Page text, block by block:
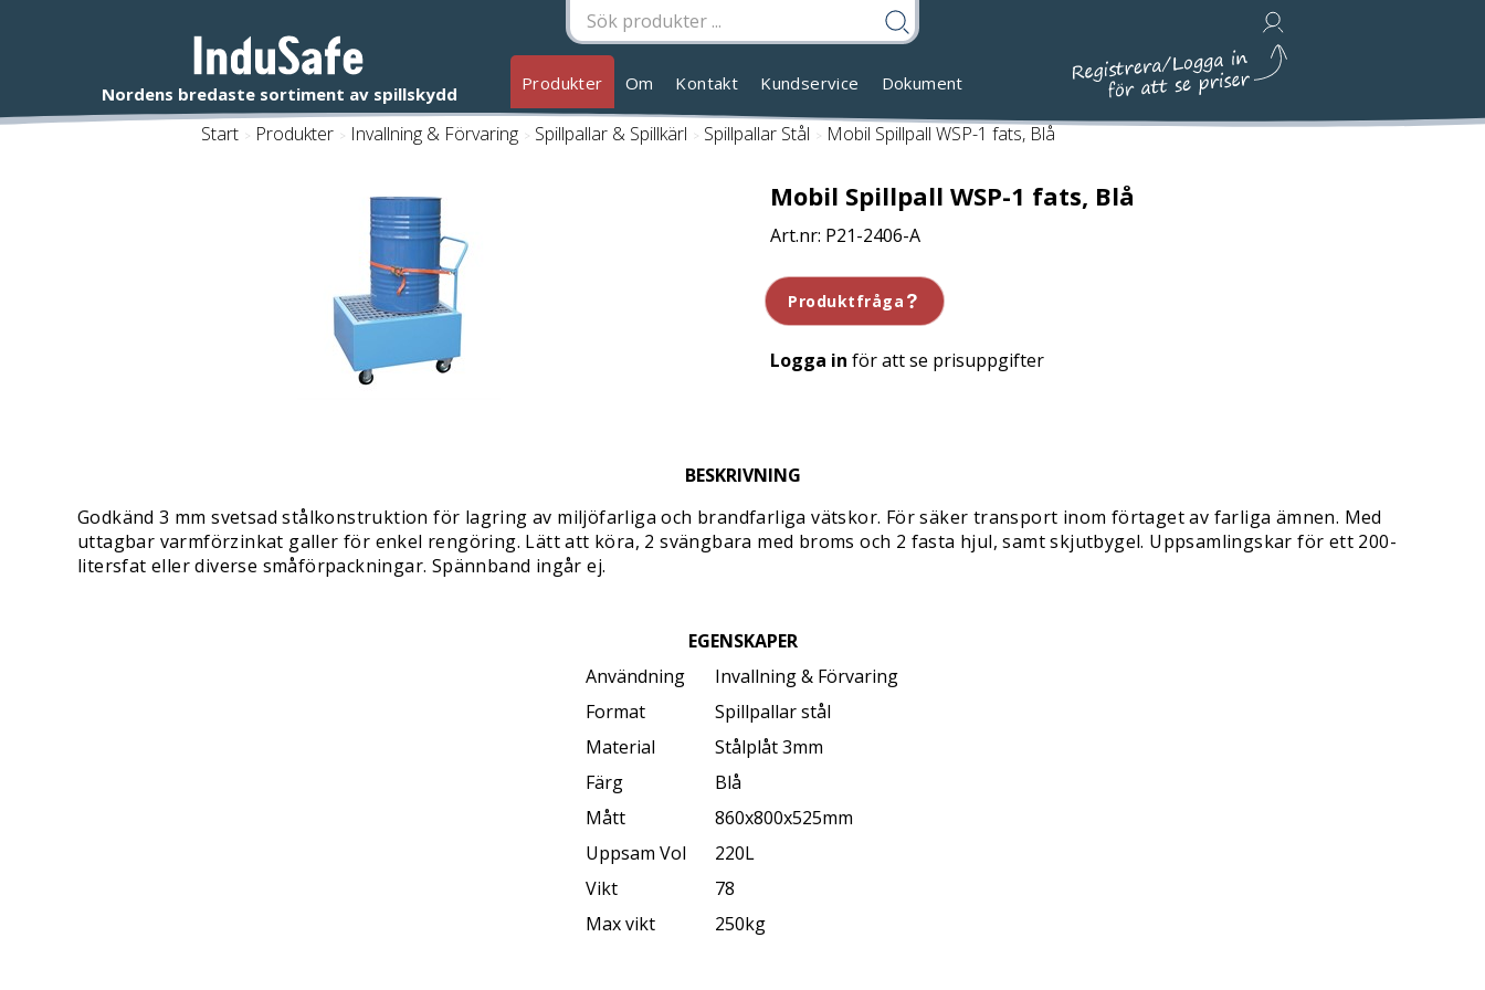
Produkter Om Kontakt Kundservice Dokument
Start / Produkter / Invallning & Förvaring / Spillpallar & Spillkärl / Spillpallar Stål / Mobil Spillpall WSP-1 fats, Blå
Mobil Spillpall WSP-1 fats, Blå
P21-2406-A
Produktfråga
Logga in för att se prisuppgifter
BESKRIVNING
Godkänd 3 mm svetsad stålkonstruktion för lagring av miljöfarliga och brandfarliga vätskor. För säker transport inom förtaget av farliga ämnen. Med
uttagbar varmförzinkat galler för enkel rengöring. Lätt att köra, 2 svängbara med broms och 2 fasta hjul, samt skjutbygel. Uppsamlingskar för ett 200-
litersfat eller diverse småförpackningar. Spännband ingår ej.
EGENSKAPER
Användning
Invallning & Förvaring
Format
Spillpallar stål
Material
Stålplåt 3mm
Färg
Blå
Mått
860x800x525mm
Uppsam Vol
220L
Vikt
78
Max vikt
250kg